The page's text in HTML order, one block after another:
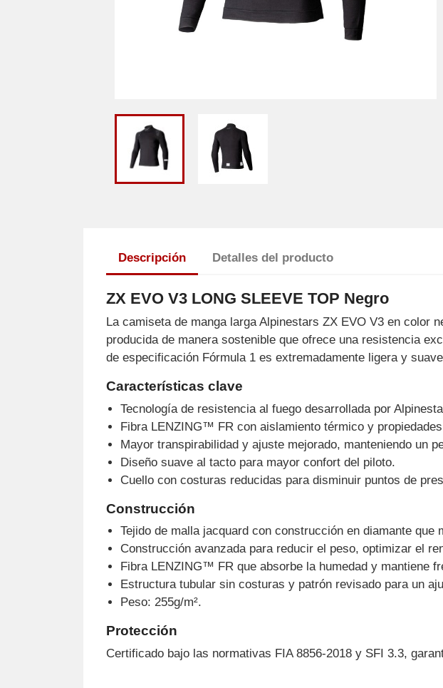
Descripción Detalles del producto
ZX EVO V3 LONG SLEEVE TOP Negro
La camiseta de manga larga Alpinestars ZX EVO V3 en
producida de manera sostenible que ofrece una resistencia
de especificación Fórmula 1 es extremadamente ligera y
Características clave
Tecnología de resistencia al fuego desarrollada por
Fibra LENZING™ FR con aislamiento térmico y
Mayor transpirabilidad y ajuste mejorado, manteniendo un
Diseño suave al tacto para mayor confort del piloto.
Cuello con costuras reducidas para disminuir puntos de
Construcción
Tejido de malla jacquard con construcción en diamante
Construcción avanzada para reducir el peso, optimizar el
Fibra LENZING™ FR que absorbe la humedad y mantiene
Estructura tubular sin costuras y patrón revisado para un
Peso: 255g/m².
Protección
Certificado bajo las normativas FIA 8856-2018 y SFI 3.3,